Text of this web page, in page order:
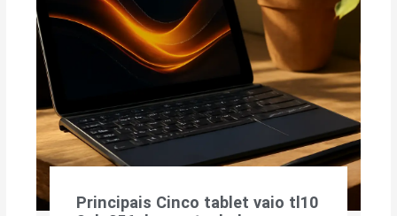
Principais Cinco tablet vaio tl10